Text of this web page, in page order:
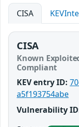
CISA
CISA
Known
Compliant
KEV entry ID:
a5f193754abe
Vulnerability